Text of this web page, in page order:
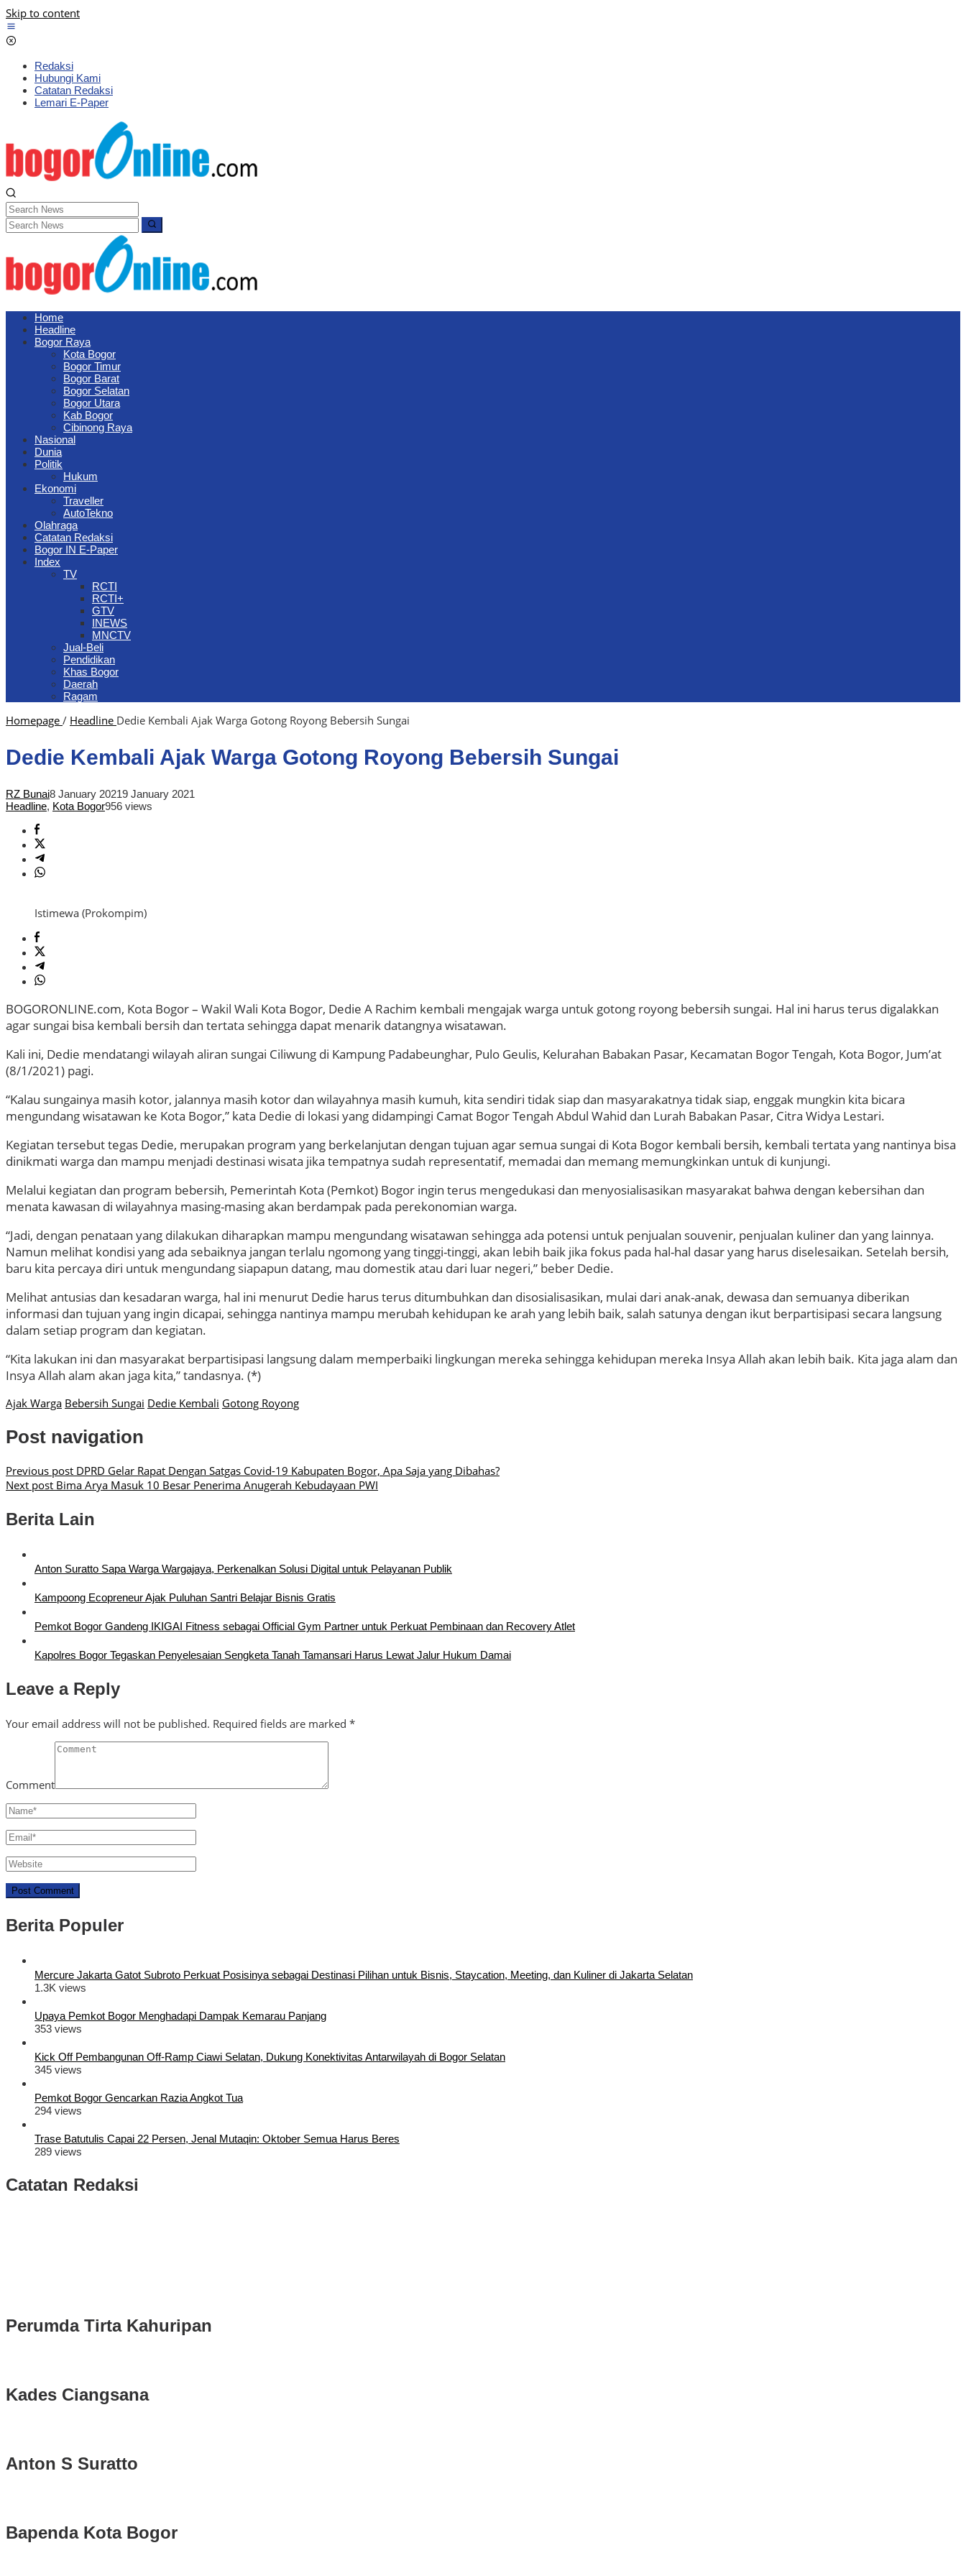
Skip to content
Redaksi
Hubungi Kami
Catatan Redaksi
Lemari E-Paper
Home
Headline
Bogor Raya
Kota Bogor
Bogor Timur
Bogor Barat
Bogor Selatan
Bogor Utara
Kab Bogor
Cibinong Raya
Nasional
Dunia
Politik
Hukum
Ekonomi
Traveller
AutoTekno
Olahraga
Catatan Redaksi
Bogor IN E-Paper
Index
TV
RCTI
RCTI+
GTV
INEWS
MNCTV
Jual-Beli
Pendidikan
Khas Bogor
Daerah
Ragam
Homepage / Headline Dedie Kembali Ajak Warga Gotong Royong Bebersih Sungai
Dedie Kembali Ajak Warga Gotong Royong Bebersih Sungai
RZ Bunai8 January 20219 January 2021
Headline, Kota Bogor956 views
Istimewa (Prokompim)
BOGORONLINE.com, Kota Bogor – Wakil Wali Kota Bogor, Dedie A Rachim kembali mengajak warga untuk gotong royong bebersih sungai. Hal ini harus terus digalakkan
agar sungai bisa kembali bersih dan tertata sehingga dapat menarik datangnya wisatawan.
Kali ini, Dedie mendatangi wilayah aliran sungai Ciliwung di Kampung Padabeunghar, Pulo Geulis, Kelurahan Babakan Pasar, Kecamatan Bogor Tengah, Kota Bogor, Jum’at
(8/1/2021) pagi.
“Kalau sungainya masih kotor, jalannya masih kotor dan wilayahnya masih kumuh, kita sendiri tidak siap dan masyarakatnya tidak siap, enggak mungkin kita bicara
mengundang wisatawan ke Kota Bogor,” kata Dedie di lokasi yang didampingi Camat Bogor Tengah Abdul Wahid dan Lurah Babakan Pasar, Citra Widya Lestari.
Kegiatan tersebut tegas Dedie, merupakan program yang berkelanjutan dengan tujuan agar semua sungai di Kota Bogor kembali bersih, kembali tertata yang nantinya bisa
dinikmati warga dan mampu menjadi destinasi wisata jika tempatnya sudah representatif, memadai dan memang memungkinkan untuk di kunjungi.
Melalui kegiatan dan program bebersih, Pemerintah Kota (Pemkot) Bogor ingin terus mengedukasi dan menyosialisasikan masyarakat bahwa dengan kebersihan dan
menata kawasan di wilayahnya masing-masing akan berdampak pada perekonomian warga.
“Jadi, dengan penataan yang dilakukan diharapkan mampu mengundang wisatawan sehingga ada potensi untuk penjualan souvenir, penjualan kuliner dan yang lainnya.
Namun melihat kondisi yang ada sebaiknya jangan terlalu ngomong yang tinggi-tinggi, akan lebih baik jika fokus pada hal-hal dasar yang harus diselesaikan. Setelah bersih,
baru kita percaya diri untuk mengundang siapapun datang, mau domestik atau dari luar negeri,” beber Dedie.
Melihat antusias dan kesadaran warga, hal ini menurut Dedie harus terus ditumbuhkan dan disosialisasikan, mulai dari anak-anak, dewasa dan semuanya diberikan
informasi dan tujuan yang ingin dicapai, sehingga nantinya mampu merubah kehidupan ke arah yang lebih baik, salah satunya dengan ikut berpartisipasi secara langsung
dalam setiap program dan kegiatan.
“Kita lakukan ini dan masyarakat berpartisipasi langsung dalam memperbaiki lingkungan mereka sehingga kehidupan mereka Insya Allah akan lebih baik. Kita jaga alam dan
Insya Allah alam akan jaga kita,” tandasnya. (*)
Ajak Warga Bebersih Sungai Dedie Kembali Gotong Royong
Post navigation
Previous post DPRD Gelar Rapat Dengan Satgas Covid-19 Kabupaten Bogor, Apa Saja yang Dibahas?
Next post Bima Arya Masuk 10 Besar Penerima Anugerah Kebudayaan PWI
Berita Lain
Anton Suratto Sapa Warga Wargajaya, Perkenalkan Solusi Digital untuk Pelayanan Publik
Kampoong Ecopreneur Ajak Puluhan Santri Belajar Bisnis Gratis
Pemkot Bogor Gandeng IKIGAI Fitness sebagai Official Gym Partner untuk Perkuat Pembinaan dan Recovery Atlet
Kapolres Bogor Tegaskan Penyelesaian Sengketa Tanah Tamansari Harus Lewat Jalur Hukum Damai
Leave a Reply
Your email address will not be published. Required fields are marked *
Comment
Berita Populer
Mercure Jakarta Gatot Subroto Perkuat Posisinya sebagai Destinasi Pilihan untuk Bisnis, Staycation, Meeting, dan Kuliner di Jakarta Selatan
1.3K views
Upaya Pemkot Bogor Menghadapi Dampak Kemarau Panjang
353 views
Kick Off Pembangunan Off-Ramp Ciawi Selatan, Dukung Konektivitas Antarwilayah di Bogor Selatan
345 views
Pemkot Bogor Gencarkan Razia Angkot Tua
294 views
Trase Batutulis Capai 22 Persen, Jenal Mutaqin: Oktober Semua Harus Beres
289 views
Catatan Redaksi
Perumda Tirta Kahuripan
Kades Ciangsana
Anton S Suratto
Bapenda Kota Bogor